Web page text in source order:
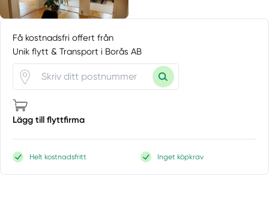
Få kostnadsfri offert från
Unik flytt & Transport i Borås AB
Lägg till flyttfirma
Helt kostnadsfritt Inget köpkrav